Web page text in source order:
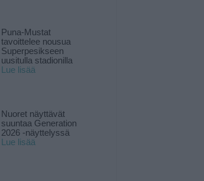
Puna-Mustat
tavoittelee nousua
Superpesikseen
uusitulla stadionilla
Lue lisää
Nuoret näyttävät
suuntaa Generation
2026 -näyttelyssä
Lue lisää